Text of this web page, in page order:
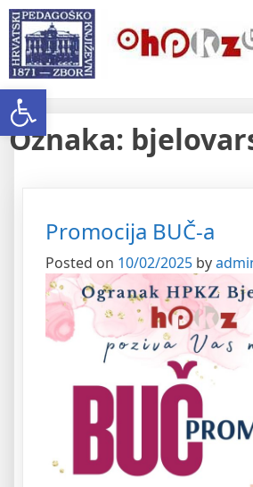
Open toolbar
Skip
to
content
Ogranak
Pedagoško-
Bjelovar
Oznaka:
Promocija BUČ-a
Posted on 10/02/2025 by